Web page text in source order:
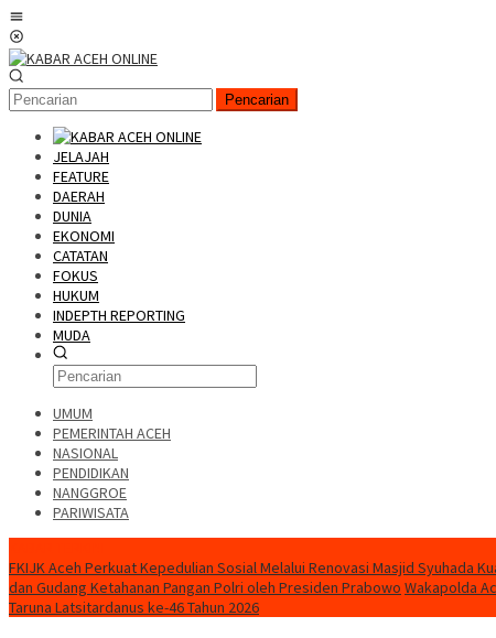
Pencarian
JELAJAH
FEATURE
DAERAH
DUNIA
EKONOMI
CATATAN
FOKUS
HUKUM
INDEPTH REPORTING
MUDA
UMUM
PEMERINTAH ACEH
NASIONAL
PENDIDIKAN
NANGGROE
PARIWISATA
FKIJK Aceh Perkuat Kepedulian Sosial Melalui Renovasi Masjid Syuhada
dan Gudang Ketahanan Pangan Polri oleh Presiden Prabowo Wakapolda
Taruna Latsitardanus ke-46 Tahun 2026